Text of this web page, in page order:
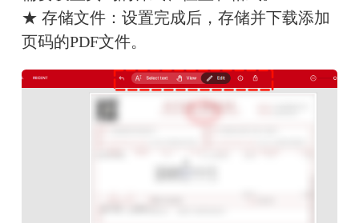
★ 存储文件：设置完成后，存储并下载添加
页码的PDF文件。